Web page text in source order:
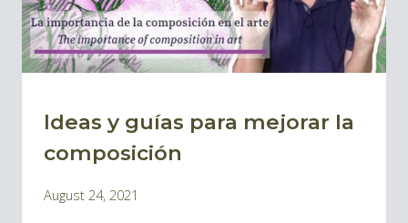
BLOG
IDEAS
Ideas y guías para mejorar la
composición
By
August 24, 2021